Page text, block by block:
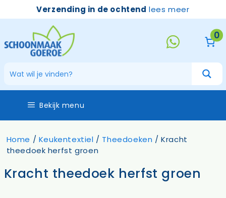
Verzending in de ochtend lees meer
0
Bekijk menu
Home / Keukentextiel / Theedoeken / Kracht
theedoek herfst groen
Kracht theedoek herfst groen